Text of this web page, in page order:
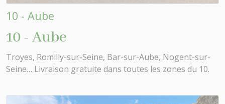
10 - Aube
10 - Aube
Troyes, Romilly-sur-Seine, Bar-sur-Aube, Nogent-sur-
Seine… Livraison gratuite dans toutes les zones du 10.